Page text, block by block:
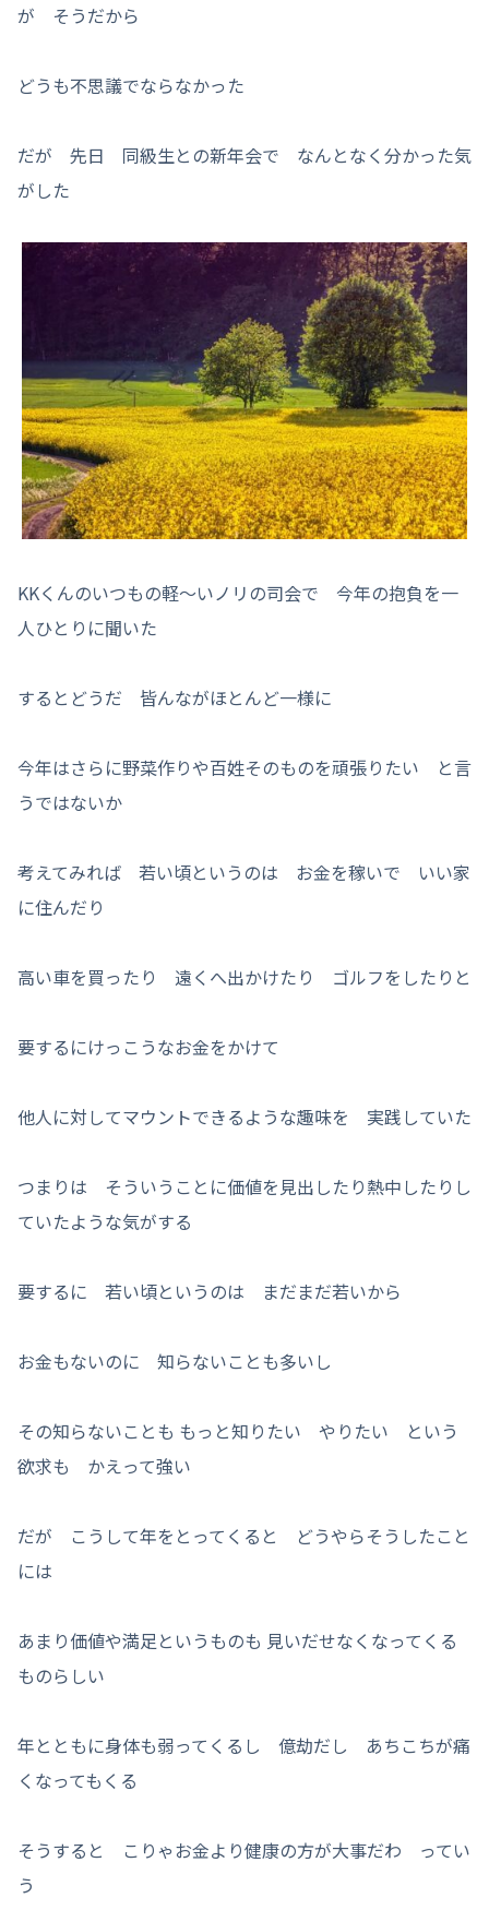
が そうだから
どうも不思議でならなかった
だが 先日 同級生との新年会で なんとなく分かった気
がした
KKくんのいつもの軽〜いノリの司会で 今年の抱負を一
人ひとりに聞いた
するとどうだ 皆んながほとんど一様に
今年はさらに野菜作りや百姓そのものを頑張りたい と言
うではないか
考えてみれば 若い頃というのは お金を稼いで いい家
に住んだり
高い車を買ったり 遠くへ出かけたり ゴルフをしたりと
要するにけっこうなお金をかけて
他人に対してマウントできるような趣味を 実践していた
つまりは そういうことに価値を見出したり熱中したりし
ていたような気がする
要するに 若い頃というのは まだまだ若いから
お金もないのに 知らないことも多いし
その知らないことも もっと知りたい やりたい という
欲求も かえって強い
だが こうして年をとってくると どうやらそうしたこと
には
あまり価値や満足というものも 見いだせなくなってくる
ものらしい
年とともに身体も弱ってくるし 億劫だし あちこちが痛
くなってもくる
そうすると こりゃお金より健康の方が大事だわ ってい
う